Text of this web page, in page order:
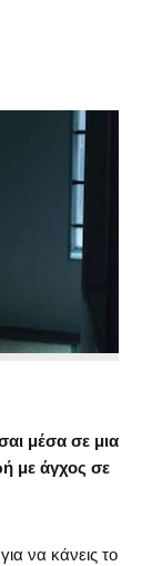
μέσα σε μια
με άγχος σε
να κάνεις το